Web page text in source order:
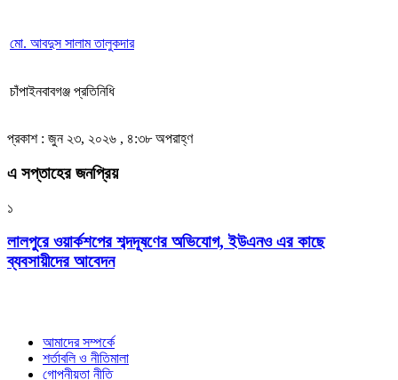
মো. আবদুস সালাম তালুকদার
চাঁপাইনবাবগঞ্জ প্রতিনিধি
প্রকাশ : জুন ২৩, ২০২৬ , ৪:৩৮ অপরাহ্ণ
এ সপ্তাহের জনপ্রিয়
১
লালপুরে ওয়ার্কশপের শব্দদূষণের অভিযোগ, ইউএনও এর কাছে
ব্যবসায়ীদের আবেদন
আমাদের সম্পর্কে
শর্তাবলি ও নীতিমালা
গোপনীয়তা নীতি